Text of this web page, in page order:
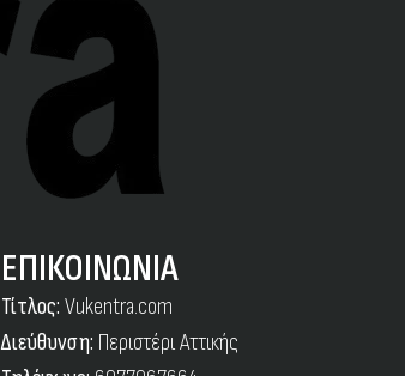
ΕΠΙΚΟΙΝΩΝΙΑ
Τίτλος: Vukentra.com
Διεύθυνση: Περιστέρι Αττικής